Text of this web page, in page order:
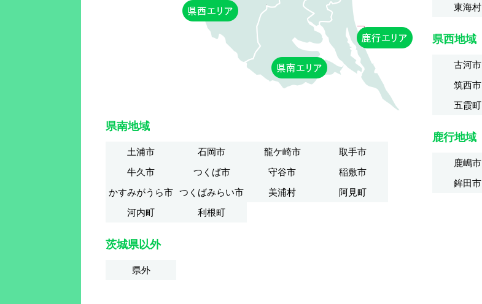
県南地域
土浦市 石岡市 龍ケ崎市
取手市
牛久市
つくば市 守谷市
稲敷市
かすみがうら市 つくばみらい市 美浦村
阿見町
河内町
利根町
茨城県以外
県外
東海村
県西地域
古河市
筑西市
五霞町
鹿行地域
鹿嶋市
鉾田市